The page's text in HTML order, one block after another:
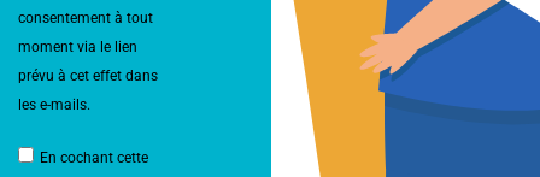
consentement à tout
moment via le lien
prévu à cet effet dans
les e-mails.
En cochant cette